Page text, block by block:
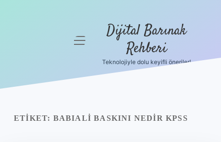
menüyü
Dijital Barınak
Rehberi
Teknolojiyle dolu keyifli öneriler!
ETIKET: BABIALI BASKINI NEDIR KPSS